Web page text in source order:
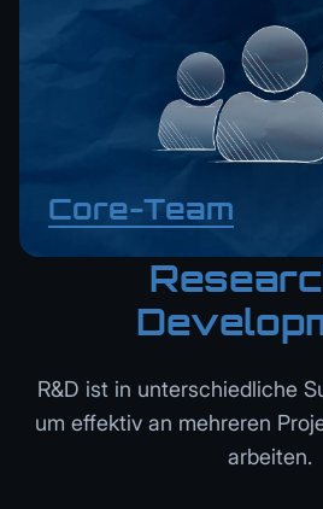
Core-Team
R&D ist in unterschiedliche
um effektiv an mehreren
arbeiten.